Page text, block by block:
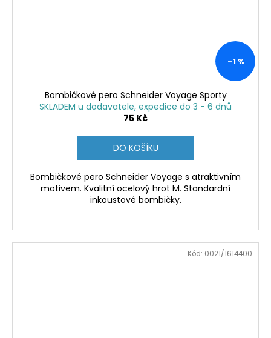
–1 %
Bombičkové pero Schneider Voyage Sporty
SKLADEM u dodavatele, expedice do 3 - 6 dnů
75 Kč
DO KOŠÍKU
Bombičkové pero Schneider Voyage s atraktivním
motivem. Kvalitní ocelový hrot M. Standardní
inkoustové bombičky.
Kód: 0021/1614400